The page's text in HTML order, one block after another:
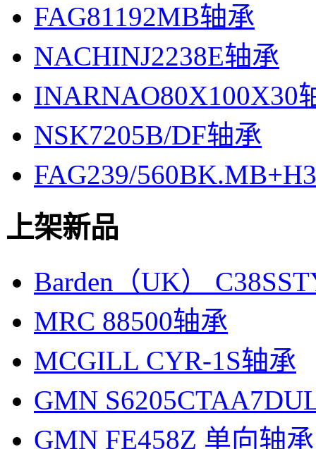
FAG81192MB轴承
NACHINJ2238E轴承
INARNAO80X100X30
NSK7205B/DF轴承
FAG239/
上架新品
Barden（UK）
MRC 88500轴承
MCGILL CYR-1S轴承
GMN
GMN FE458Z 单向轴承